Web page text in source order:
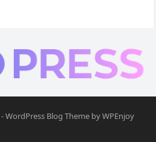
-WordPress Blog Theme byWPEnjoy